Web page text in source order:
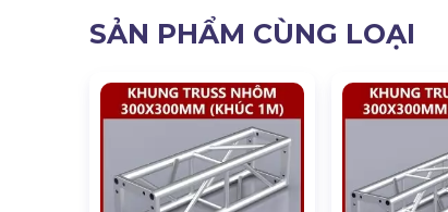
SẢN PHẨM CÙNG LOẠI